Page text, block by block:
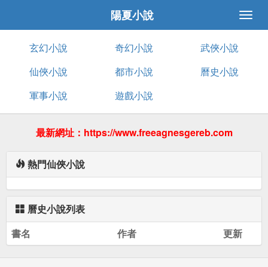
陽夏小說
玄幻小說 奇幻小說
武俠小說
仙俠小說
都市小說
曆史小說
軍事小說
遊戲小說
最新網址：https://www.freeagnesgereb.com
熱門仙俠小說
曆史小說列表
書名
作者 更新